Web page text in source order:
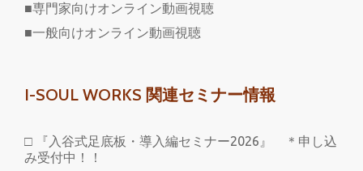
■専門家向けオンライン動画視聴
■一般向けオンライン動画視聴
I-SOUL WORKS 関連セミナー情報
□ 『入谷式足底板・導入編セミナー2026』 ＊申し込
み受付中！！